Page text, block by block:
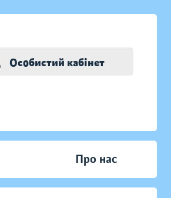
Особистий кабінет
Про нас